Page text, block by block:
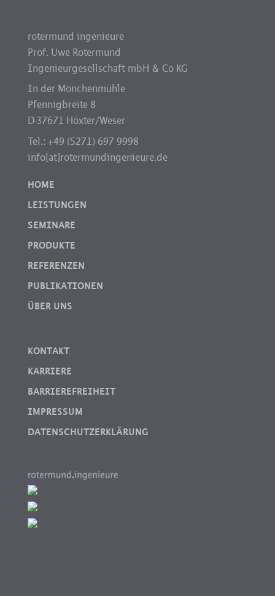
rotermund ingenieure
Prof. Uwe Rotermund
Ingenieurgesellschaft mbH & Co KG
In der Mönchenmühle
Pfennigbreite 8
D-37671 Höxter/Weser
Tel.: +49 (5271) 697 9998
info[at]rotermundingenieure.de
HOME
LEISTUNGEN
SEMINARE
PRODUKTE
REFERENZEN
PUBLIKATIONEN
ÜBER UNS
KONTAKT
KARRIERE
BARRIEREFREIHEIT
IMPRESSUM
DATENSCHUTZERKLÄRUNG